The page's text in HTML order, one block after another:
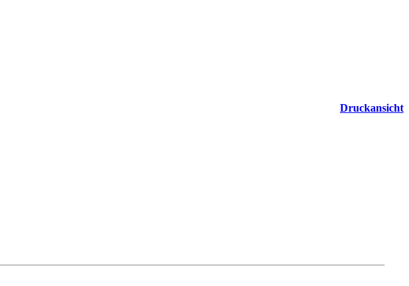
Druckansicht